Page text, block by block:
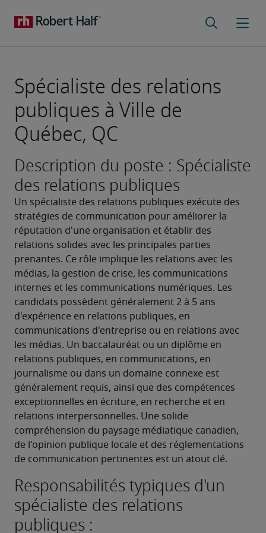
Spécialiste des relations
publiques à Ville de
Québec, QC
Description du poste : Spécialiste
des relations publiques
Un spécialiste des relations publiques exécute des
stratégies de communication pour améliorer la
réputation d'une organisation et établir des
relations solides avec les principales parties
prenantes. Ce rôle implique les relations avec les
médias, la gestion de crise, les communications
internes et les communications numériques. Les
candidats possèdent généralement 2 à 5 ans
d'expérience en relations publiques, en
communications d'entreprise ou en relations avec
les médias. Un baccalauréat ou un diplôme en
relations publiques, en communications, en
journalisme ou dans un domaine connexe est
généralement requis, ainsi que des compétences
exceptionnelles en écriture, en recherche et en
relations interpersonnelles. Une solide
compréhension du paysage médiatique canadien,
de l'opinion publique locale et des réglementations
de communication pertinentes est un atout clé.
Responsabilités typiques d'un
spécialiste des relations
publiques :